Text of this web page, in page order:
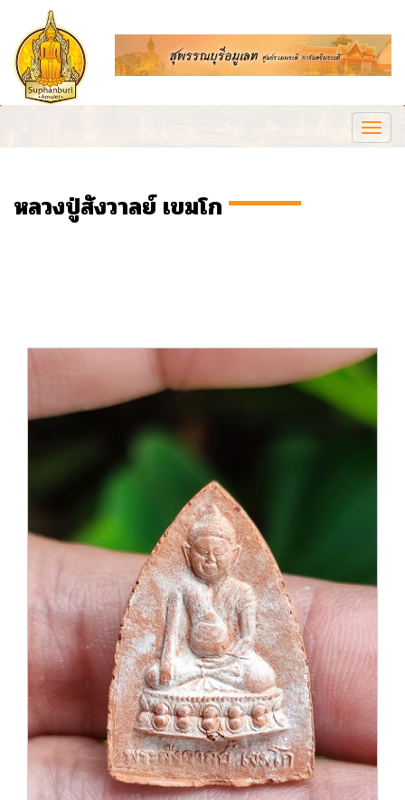
หลวงปู่สังวาลย์ เขมโก